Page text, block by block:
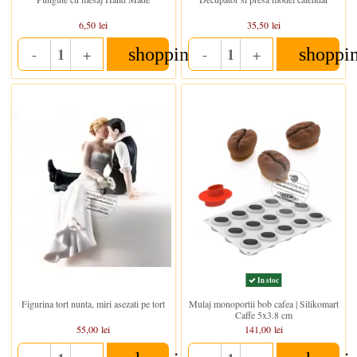
6,50 lei
- Quantity
+ shopping_cart
35,50 lei
- Quantity
+
Figurina tort nunta, miri asezati pe tort
55,00 lei
In stoc
Mulaj monoportii bob cafea | Silikomart
Caffe 5x3.8 cm
141,00 lei